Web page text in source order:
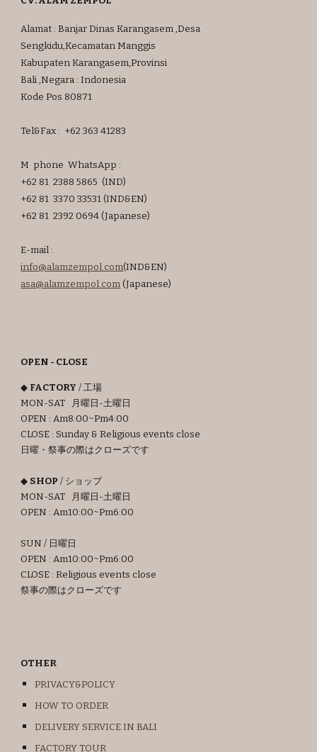
Alamat : Banjar Dinas Karangasem ,Desa
Sengkidu,Kecamatan Manggis
Kabupaten Karangasem,Provinsi
Bali ,Negara : Indonesia
Kode Pos 80871
Tel&Fax : +62 363 41283
M phone WhatsApp :
+62 81 2388 5865 (IND)
+62 81 3370 33531 (IND&EN)
+62 81 2392 0694 (Japanese)
E-mail :
info@alamzempol.com(IND&EN)
asa@alamzempol.com (Japanese)
OPEN - CLOSE
◆ FACTORY / 工場
MON-SAT 月曜日-土曜日
OPEN : Am8:00~Pm4:00
CLOSE : Sunday & Religious events close
日曜・祭事の際はクローズです
◆ SHOP / ショップ
MON-SAT 月曜日-土曜日
OPEN : Am10:00~Pm6:00
SUN / 日曜日
OPEN : Am10:00~Pm6:00
CLOSE : Religious events close
祭事の際はクローズです
OTHER
PRIVACY&POLICY
HOW TO ORDER
DELIVERY SERVICE IN BALI
FACTORY TOUR